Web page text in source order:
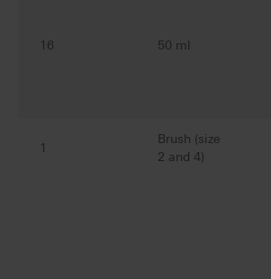
16 50 ml
1
Brush (size
2 and 4)